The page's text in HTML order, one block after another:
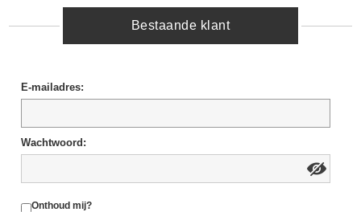
Bestaande klant
E-mailadres:
Wachtwoord:
Onthoud mij?